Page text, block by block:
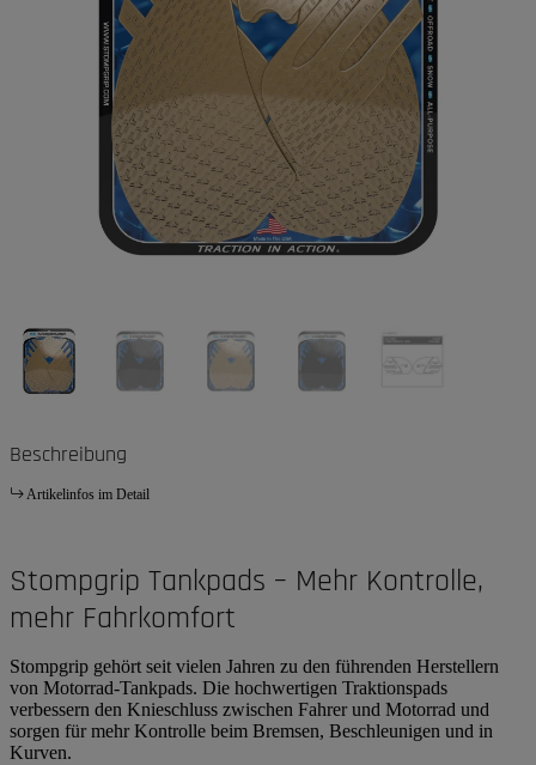
Beschreibung
Artikelinfos im Detail
Stompgrip Tankpads – Mehr Kontrolle,
mehr Fahrkomfort
Stompgrip gehört seit vielen Jahren zu den führenden Herstellern
von Motorrad-Tankpads. Die hochwertigen Traktionspads
verbessern den Knieschluss zwischen Fahrer und Motorrad und
sorgen für mehr Kontrolle beim Bremsen, Beschleunigen und in
Kurven.